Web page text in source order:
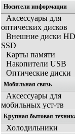
Носители информации
Аксессуары для
оптических дисков
Внешние диски
SSD
Карты памяти
Накопители USB
Оптические диски
Мобильная связь
Аксессуары для
мобильных уст-тв
Крупная бытовая
Холодильники